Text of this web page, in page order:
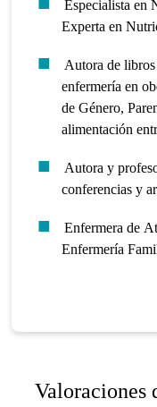
Especialista en
Experta en
Autora de
enfermería en obesidad infantil, Diabetes, Violencia
de Género,
alimentación
Autora y
conferencias y
Enfermera de
Enfermería
Valoraciones